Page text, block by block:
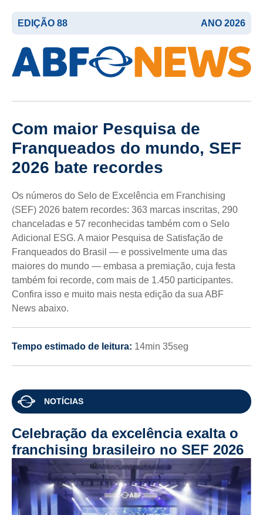
EDIÇÃO 88 ANO 2026
Com maior Pesquisa de
Franqueados do mundo, SEF
2026 bate recordes
Os números do Selo de Excelência em Franchising
(SEF) 2026 batem recordes: 363 marcas inscritas, 290
chanceladas e 57 reconhecidas também com o Selo
Adicional ESG. A maior Pesquisa de Satisfação de
Franqueados do Brasil — e possivelmente uma das
maiores do mundo — embasa a premiação, cuja festa
também foi recorde, com mais de 1.450 participantes.
Confira isso e muito mais nesta edição da sua ABF
News abaixo.
Tempo estimado de leitura: 14min 35seg
NOTÍCIAS
Celebração da excelência exalta o
franchising brasileiro no SEF 2026